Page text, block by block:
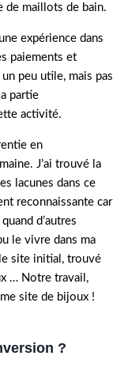
de maillots de bain.
expérience dans
paiements et
peu utile, mais pas
partie
activité.
en
J’ai trouvé la
lacunes dans ce
reconnaissante car
d’autres
le vivre dans ma
site initial, trouvé
… Notre travail,
site de bijoux !
?